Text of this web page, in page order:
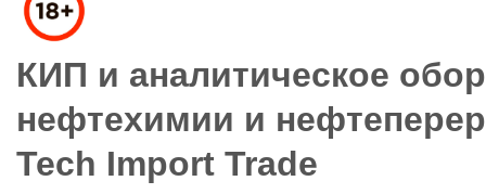
КИП и аналитическое
нефтехимии и
Tech Import Trade